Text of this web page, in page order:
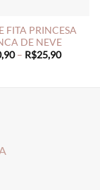
FITA PRINCESA
DE NEVE
– R$25,90Price